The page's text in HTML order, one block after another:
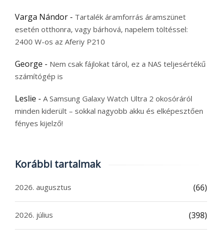
Varga Nándor - Tartalék áramforrás áramszünet
esetén otthonra, vagy bárhová, napelem töltéssel:
2400 W-os az Aferiy P210
George - Nem csak fájlokat tárol, ez a NAS teljesértékű
számítógép is
Leslie - A Samsung Galaxy Watch Ultra 2 okosóráról
minden kiderült – sokkal nagyobb akku és elképesztően
fényes kijelző!
Korábbi tartalmak
2026. augusztus (66)
2026. július (398)